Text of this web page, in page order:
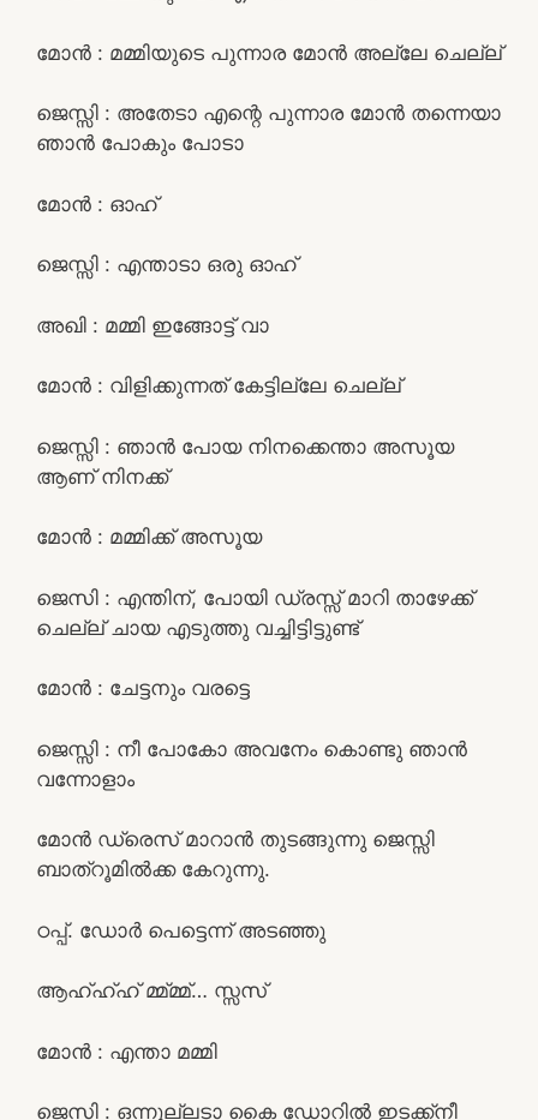
മോൻ : മമ്മിയുടെ പുന്നാര മോൻ അല്ലേ ചെല്ല്
ജെസ്സി : അതേടാ എന്റെ പുന്നാര മോൻ തന്നെയാ
ഞാൻ പോകും പോടാ
മോൻ : ഓഹ്
ജെസ്സി : എന്താടാ ഒരു ഓഹ്
അഖി : മമ്മി ഇങ്ങോട്ട് വാ
മോൻ : വിളിക്കുന്നത് കേട്ടില്ലേ ചെല്ല്
ജെസ്സി : ഞാൻ പോയ നിനക്കെന്താ അസൂയ
ആണ് നിനക്ക്
മോൻ : മമ്മിക്ക് അസൂയ
ജെസി : എന്തിന്, പോയി ഡ്രസ്സ്‌ മാറി താഴേക്ക്
ചെല്ല് ചായ എടുത്തു വച്ചിട്ടിട്ടുണ്ട്
മോൻ : ചേട്ടനും വരട്ടെ
ജെസ്സി : നീ പോകോ അവനേം കൊണ്ടു ഞാൻ
വന്നോളാം
മോൻ ഡ്രെസ് മാറാൻ തുടങ്ങുന്നു ജെസ്സി
ബാത്‌റൂമിൽക്ക കേറുന്നു.
ഠപ്പ്. ഡോർ പെട്ടെന്ന് അടഞ്ഞു
ആഹ്ഹ്ഹ് മ്മ്മ്മ്… സ്സസ്
മോൻ : എന്താ മമ്മി
ജെസി : ഒന്നുല്ലടാ കൈ ഡോറിൽ ഇടക്ക്നീ